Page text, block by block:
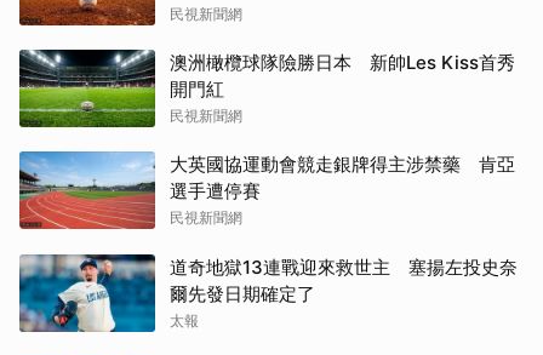
民視新聞網
澳洲橄欖球隊險勝日本 新帥Les Kiss首秀
開門紅
民視新聞網
大英國協運動會競走銀牌得主涉禁藥 肯亞
選手遭停賽
民視新聞網
道奇地獄13連戰迎來救世主 塞揚左投史奈
爾先發日期確定了
太報